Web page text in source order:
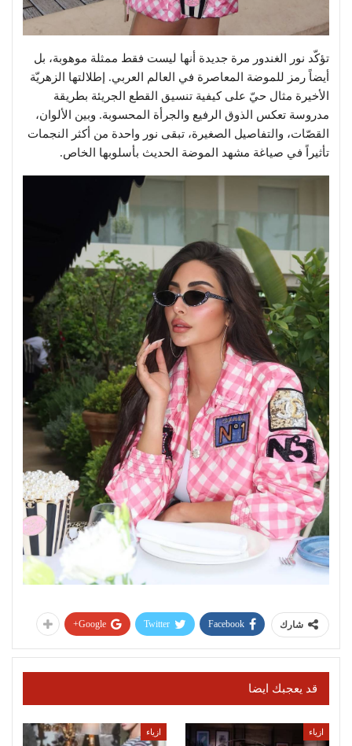
تؤكّد نور الغندور مرة جديدة أنها ليست فقط ممثلة موهوبة، بل
أيضاً رمز للموضة المعاصرة في العالم العربي. إطلالتها الزهريّة
الأخيرة مثال حيّ على كيفية تنسيق القطع الجريئة بطريقة
مدروسة تعكس الذوق الرفيع والجرأة المحسوبة. وبين الألوان،
القصّات، والتفاصيل الصغيرة، تبقى نور واحدة من أكثر النجمات
تأثيراً في صياغة مشهد الموضة الحديث بأسلوبها الخاص.
شارك Facebook
Twitter
Google+
قد يعجبك ايضا
ازياء ازياء